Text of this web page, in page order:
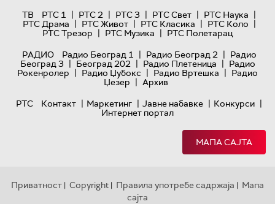
ТВ
РТС 1 | РТС 2 | РТС 3 | РТС Свет | РТС Наука |
РТС Драма | РТС Живот | РТС Класика | РТС Коло |
РТС Трезор | РТС Музика | РТС Полетарац
РАДИО
Радио Београд 1 | Радио Београд 2 | Радио
Београд 3 | Београд 202 | Радио Плетеница | Радио
Рокенролер | Радио Џубокс | Радио Вртешка | Радио
Џезер | Архив
РТС
Контакт | Маркетинг | Јавне набавке | Конкурси |
Интернет портал
МАПА САЈТА
Приватност | Copyright | Правила употребе садржаја | Мапа
сајта